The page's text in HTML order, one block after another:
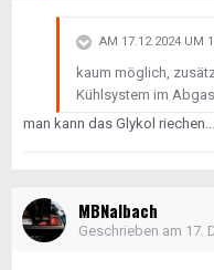
AM 17.12.2024 UM
kaum möglich,
Kühlsystem im
man kann das Glykol riechen...
MBNalbach
Geschrieben am 17.